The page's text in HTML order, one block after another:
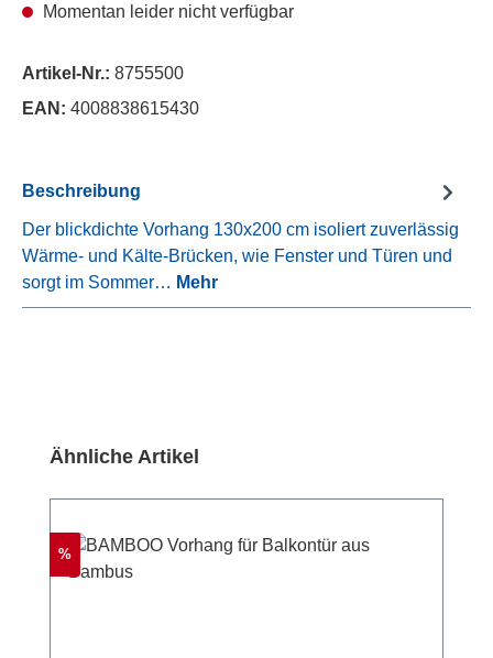
Momentan leider nicht verfügbar
Artikel-Nr.: 8755500
EAN: 4008838615430
Beschreibung
Der blickdichte Vorhang 130x200 cm isoliert zuverlässig
Wärme- und Kälte-Brücken, wie Fenster und Türen und
sorgt im Sommer… Mehr
Produktgalerie überspringen
Ähnliche Artikel
Rabatt
%